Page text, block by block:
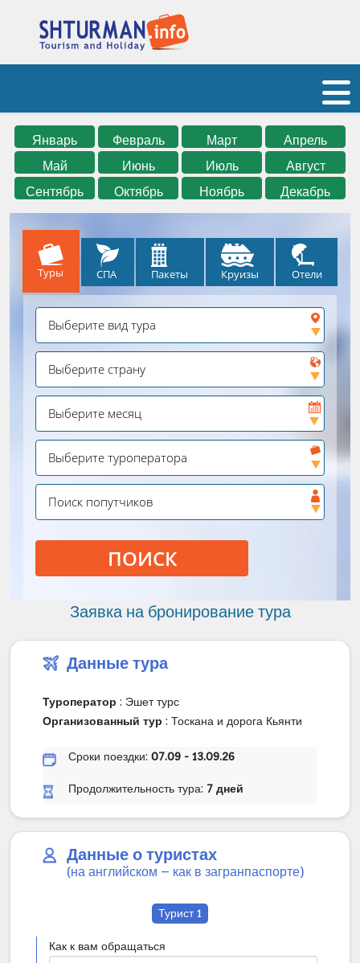
Январь Февраль Март
Апрель
Май
Июнь Июль
Август
Сентябрь
Октябрь Ноябрь Декабрь
Туры СПА Пакеты Круизы Отели
ПОИСК
Заявка на бронирование тура
Данные тура
Туроператор : Эшет турс
Организованный тур : Тоскана и дорога Кьянти
Сроки поездки: 07.09 - 13.09.26
Продолжительность тура: 7 дней
Данные о туристах
(на английском – как в загранпаспорте)
Турист 1
Как к вам обращаться